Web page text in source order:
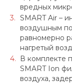
вредных
SMART Air –
воздушным
равномерно
нагретый
В комплекте
SMART Ion
воздуха,